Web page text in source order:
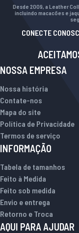
Desde 2009, a Leather
incluindo macacões e
CONECTE
NOSSA EMPRESA
Nossa história
Contate-nos
Mapa do site
Política de Privacidade
Termos de serviço
INFORMAÇÃO
Tabela de tamanhos
Feito à Medida
Feito sob medida
Envio e entrega
Retorno e Troca
AQUI PARA AJUDAR